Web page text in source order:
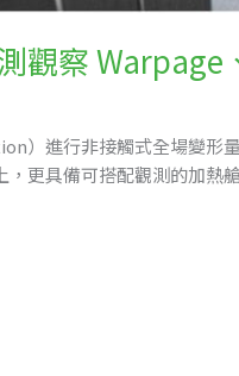
觀察 Warpage
）進行非接觸式全場變形
更具備可搭配觀測的加